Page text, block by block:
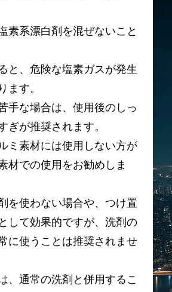
素系漂白剤を混ぜないこと
と、危険な塩素ガスが発生
ます。
手な場合は、使用後のしっ
ぎが推奨されます。
ミ素材には使用しない方が
材での使用をお勧めしま
を使わない場合や、つけ置
して効果的ですが、洗剤の
に使うことは推奨されませ
、通常の洗剤と併用するこ